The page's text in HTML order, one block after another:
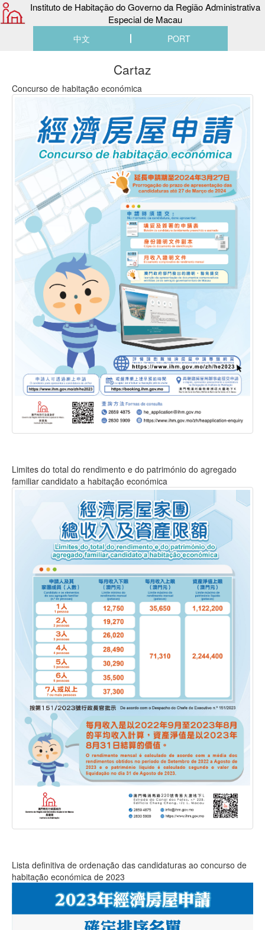
Instituto de Habitação do Governo da Região Administrativa
Especial de Macau
中文 PORT
Cartaz
Concurso de habitação económica
Limites do total do rendimento e do património do agregado
familiar candidato a habitação económica
Lista definitiva de ordenação das candidaturas ao concurso de
habitação económica de 2023